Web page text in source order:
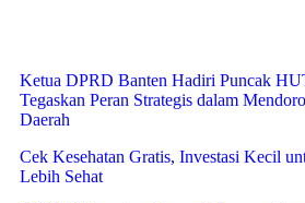
Ketua DPRD Banten Hadiri Puncak
Tegaskan Peran Strategis dalam
Daerah
Cek Kesehatan Gratis, Investasi Kecil
Lebih Sehat